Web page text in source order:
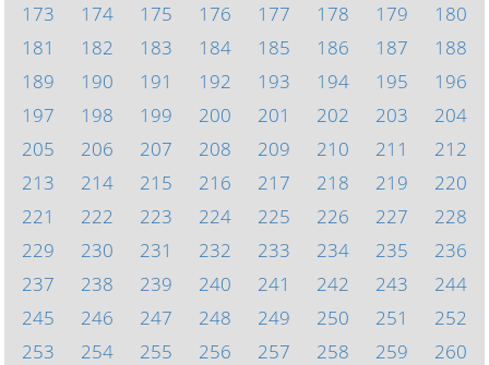
173
174 175 176 177 178 179
180
181
182 183 184 185 186 187
188
189
190 191 192 193 194 195
196
197
198 199 200 201 202 203
204
205
206 207 208 209 210 211
212
213
214 215 216 217 218 219
220
221
222 223 224 225 226 227
228
229
230 231 232 233 234 235
236
237
238 239 240 241 242 243
244
245
246 247 248 249 250 251
252
253
254 255 256 257 258 259
260